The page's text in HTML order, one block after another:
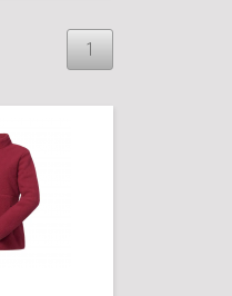
1